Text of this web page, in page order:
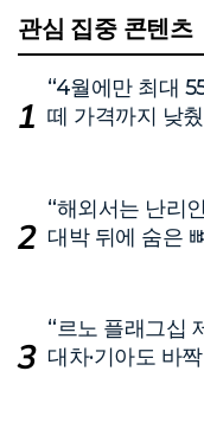
관심 집중 콘텐츠
“4월에만 최대
떼 가격까지 낮
“해외서는 난리
대박 뒤에 숨은
“르노 플래그십
대차·기아도 바